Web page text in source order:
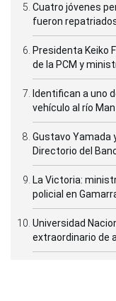
Cuatro jóvenes
fueron
Presidenta Keiko
de la PCM y
Identifican a uno
vehículo al río
Gustavo Yamada
Directorio del
La Victoria:
policial en
Universidad
extraordinario de